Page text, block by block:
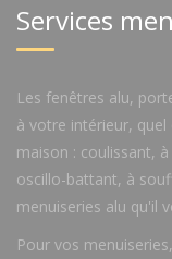
Services
Les fenêtres alu,
à votre intérieur,
maison : coulissant,
oscillo-battant, à
menuiseries alu qu'il
Pour vos